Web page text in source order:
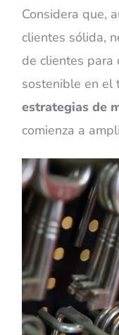
Considera que,
clientes sólida,
de clientes para
sostenible en el
estrategias de
comienza a